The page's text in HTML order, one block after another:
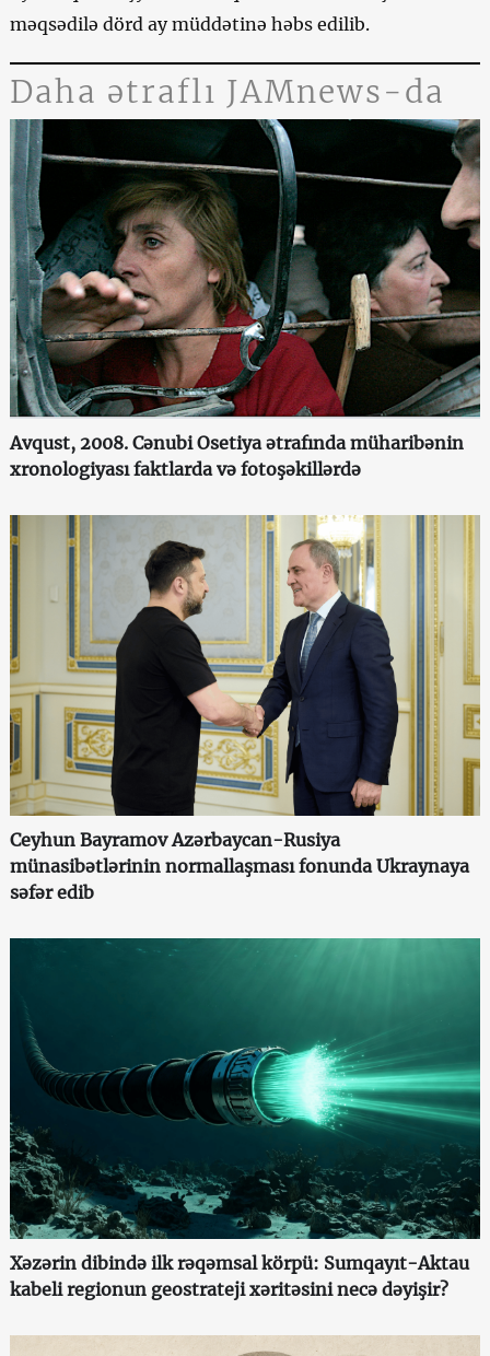
məqsədilə dörd ay müddətinə həbs edilib.
Daha ətraflı JAMnews-da
Avqust, 2008. Cənubi Osetiya ətrafında müharibənin
xronologiyası faktlarda və fotoşəkillərdə
Ceyhun Bayramov Azərbaycan-Rusiya
münasibətlərinin normallaşması fonunda Ukraynaya
səfər edib
Xəzərin dibində ilk rəqəmsal körpü: Sumqayıt-Aktau
kabeli regionun geostrateji xəritəsini necə dəyişir?